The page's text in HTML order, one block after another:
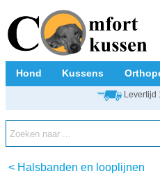
Hond Kussens
Levertijd
< Halsbanden en looplijnen